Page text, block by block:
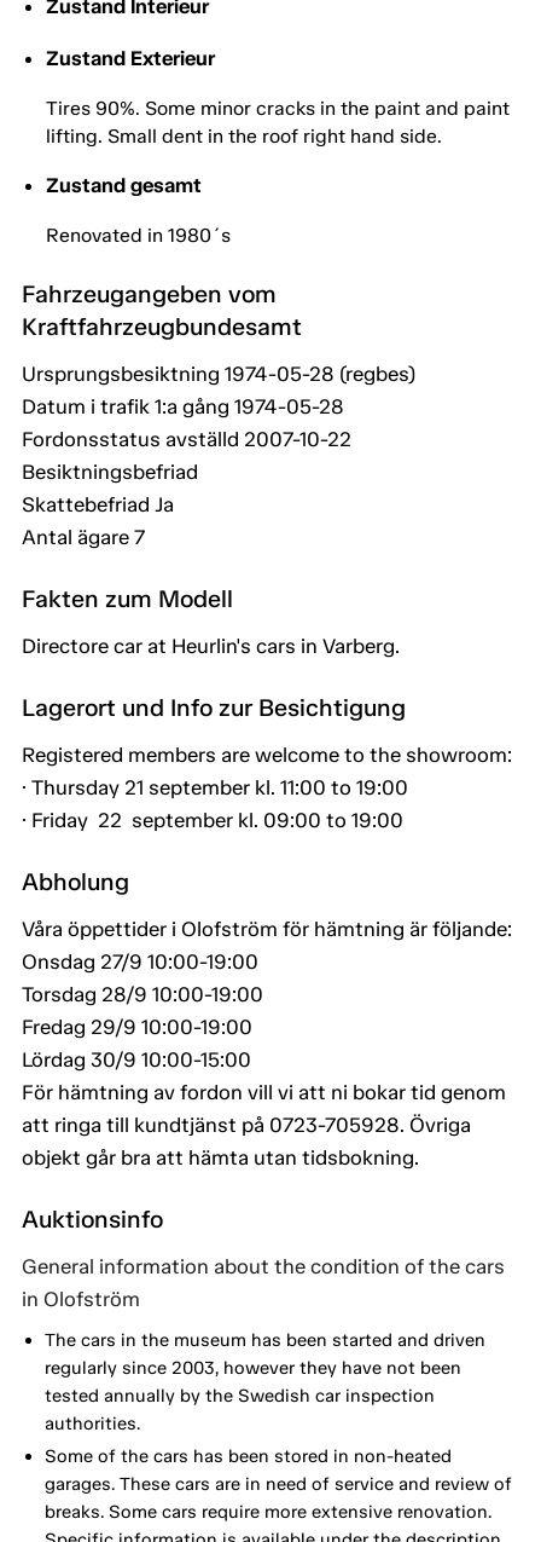
Zustand Interieur
Zustand Exterieur
Tires 90%. Some minor cracks in the paint and paint
lifting. Small dent in the roof right hand side.
Zustand gesamt
Renovated in 1980´s
Fahrzeugangeben vom
Kraftfahrzeugbundesamt
Ursprungsbesiktning 1974-05-28 (regbes)
Datum i trafik 1:a gång 1974-05-28
Fordonsstatus avställd 2007-10-22
Besiktningsbefriad
Skattebefriad Ja
Antal ägare 7
Fakten zum Modell
Directore car at Heurlin's cars in Varberg.
Lagerort und Info zur Besichtigung
Registered members are welcome to the showroom:
· Thursday 21 september kl. 11:00 to 19:00
· Friday 22 september kl. 09:00 to 19:00
Abholung
Våra öppettider i Olofström för hämtning är följande:
Onsdag 27/9 10:00-19:00
Torsdag 28/9 10:00-19:00
Fredag 29/9 10:00-19:00
Lördag 30/9 10:00-15:00
För hämtning av fordon vill vi att ni bokar tid genom
att ringa till kundtjänst på 0723-705928. Övriga
objekt går bra att hämta utan tidsbokning.
Auktionsinfo
General information about the condition of the cars
in Olofström
The cars in the museum has been started and driven
regularly since 2003, however they have not been
tested annually by the Swedish car inspection
authorities.
Some of the cars has been stored in non-heated
garages. These cars are in need of service and review of
breaks. Some cars require more extensive renovation.